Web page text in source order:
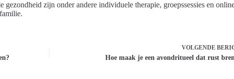
gezondheid zijn onder andere individuele therapie, groepssessies en
VOLGENDE
Hoe maak je een avondritueel dat rust